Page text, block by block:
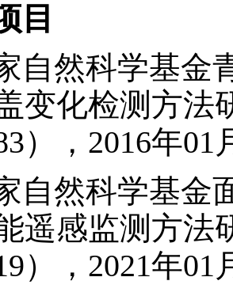
目
自然科学基金
变化检测方法
），2016年01
自然科学基金
遥感监测方法
），2021年01